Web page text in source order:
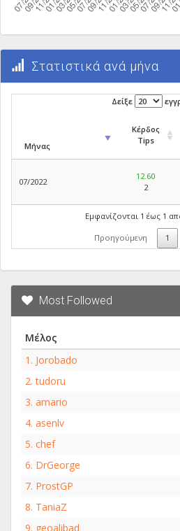
Στατιστικά ανά μήνα
Δείξε
Μήνας
Κέρδος
Tips
07/2022
12.60
2
Εμφανίζονται 1 έως 1
Προηγούμενη 1
Most Followed
Μέλος
1. Jorobado
2.tudoru
3. amario
4. asenlv
5. chef
6. DrGeorge
7. ProstGP
8. TaniaZ
9. geoalibad